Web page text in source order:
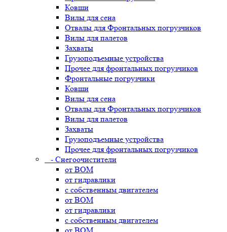
Ковши
Вилы для сена
Отвалы для Фронтальных погрузчиков
Вилы для палетов
Захваты
Грузоподъемные устройства
Прочее для фронтальных погрузчиков
Фронтальные погрузчики
Ковши
Вилы для сена
Отвалы для Фронтальных погрузчиков
Вилы для палетов
Захваты
Грузоподъемные устройства
Прочее для фронтальных погрузчиков
- Снегоочистители
от ВОМ
от гидравлики
с собственным двигателем
от ВОМ
от гидравлики
с собственным двигателем